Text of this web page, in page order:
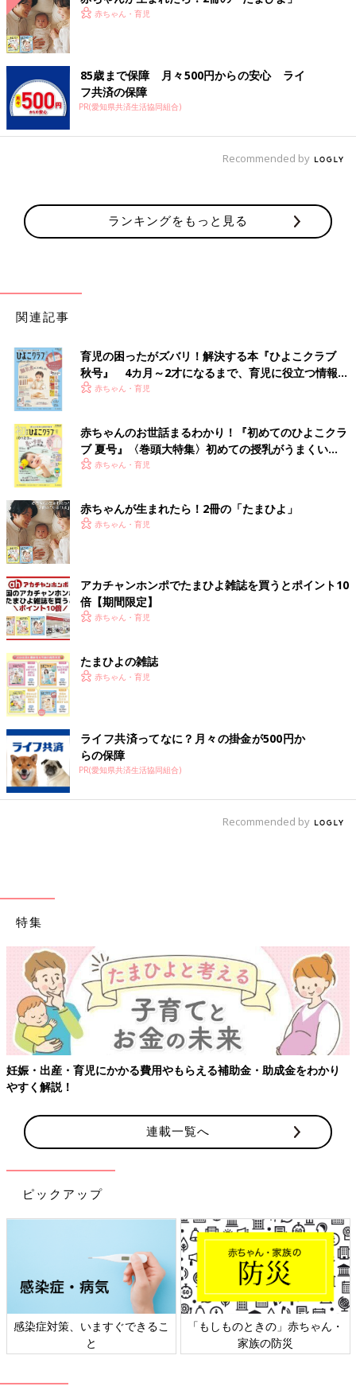
赤ちゃん・育児
85歳まで保障 月々500円からの安心 ライ
フ共済の保障
PR(愛知県共済生活協同組合)
Recommended by
ランキングをもっと見る
関連記事
育児の困ったがズバリ！解決する本『ひよこクラブ
秋号』 4カ月～2才になるまで、育児に役立つ情報が
いっぱい！
赤ちゃん・育児
赤ちゃんのお世話まるわかり！『初めてのひよこクラ
ブ 夏号』〈巻頭大特集〉初めての授乳がうまくい
く！ おっぱい・ミルクの基本と夏のトラブル 解決テ
赤ちゃん・育児
赤ちゃんが生まれたら！2冊の「たまひよ」
赤ちゃん・育児
アカチャンホンポでたまひよ雑誌を買うとポイント10
倍【期間限定】
赤ちゃん・育児
たまひよの雑誌
赤ちゃん・育児
ライフ共済ってなに？月々の掛金が500円か
らの保障
PR(愛知県共済生活協同組合)
Recommended by
特集
妊娠・出産・育児にかかる費用やもらえる補助金・助成金をわかり
やすく解説！
連載一覧へ
ピックアップ
感染症対策、いますぐできるこ
と
「もしものときの」赤ちゃん・
家族の防災